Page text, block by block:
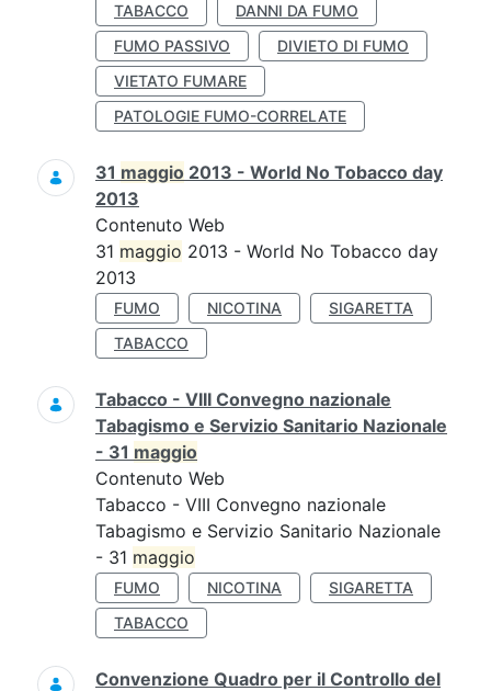
TABACCO
DANNI DA FUMO
FUMO PASSIVO
DIVIETO DI FUMO
VIETATO FUMARE
PATOLOGIE FUMO-CORRELATE
31 maggio 2013 - World No Tobacco day
2013
Contenuto Web
31 maggio 2013 - World No Tobacco day
2013
FUMO NICOTINA
SIGARETTA
TABACCO
Tabacco - VIII Convegno nazionale
Tabagismo e Servizio Sanitario Nazionale
- 31 maggio
Contenuto Web
Tabacco - VIII Convegno nazionale
Tabagismo e Servizio Sanitario Nazionale
- 31 maggio
FUMO NICOTINA
SIGARETTA
TABACCO
Convenzione Quadro per il Controllo del